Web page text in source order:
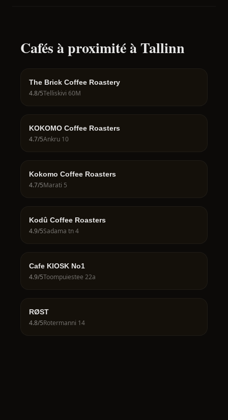
Cafés à proximité à Tallinn
The Brick Coffee Roastery
4.8/5Telliskivi 60M
KOKOMO Coffee Roasters
4.7/5Ankru 10
Kokomo Coffee Roasters
4.7/5Marati 5
Kodû Coffee Roasters
4.9/5Sadama tn 4
Cafe KIOSK No1
4.9/5Toompuiestee 22a
RØST
4.8/5Rotermanni 14